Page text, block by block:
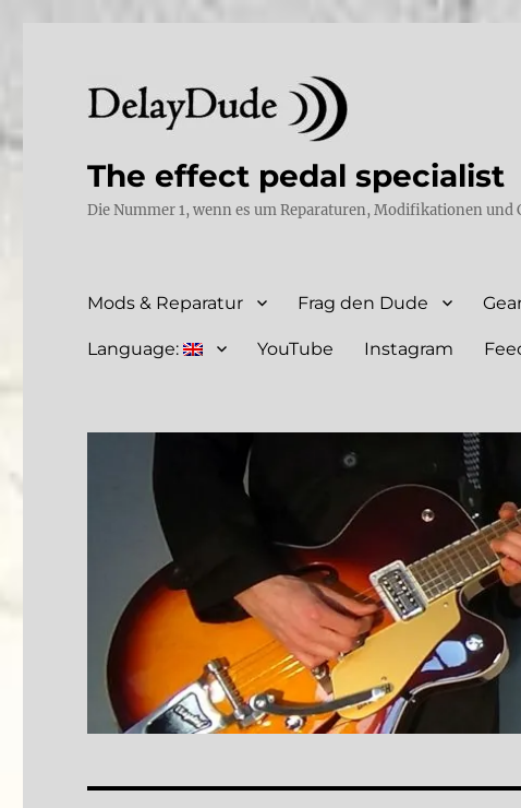
The effect pedal specialist
Die Nummer 1, wenn es um Reparaturen, Modifikationen
Mods & Reparatur Frag den Dude
Language: YouTube Instagram